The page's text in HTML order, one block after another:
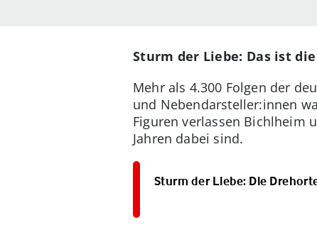
Sturm der Liebe: Das ist
Mehr als 4.300 Folgen der
und Nebendarsteller:innen
Figuren verlassen Bichlheim
Jahren dabei sind.
Sturm der Liebe: Die